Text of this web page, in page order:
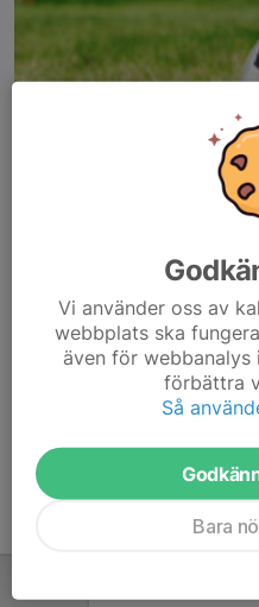
Här hamnar automatiskt de
att kunna börja administrera
höger.
Vi använder oss av
webbplats ska
även för
förbättra
Så
Bara